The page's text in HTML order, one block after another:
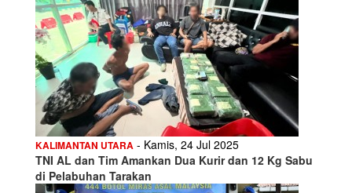
KALIMANTAN UTARA - Kamis, 24 Jul 2025
TNI AL dan Tim Amankan Dua Kurir dan 12 Kg Sabu
di Pelabuhan Tarakan